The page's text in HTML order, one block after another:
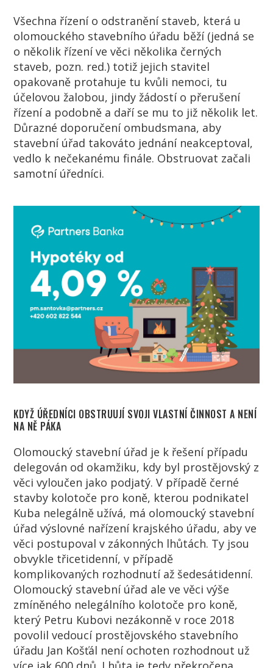
Všechna řízení o odstranění staveb, která u
olomouckého stavebního úřadu běží (jedná se
o několik řízení ve věci několika černých
staveb, pozn. red.) totiž jejich stavitel
opakovaně protahuje tu kvůli nemoci, tu
účelovou žalobou, jindy žádostí o přerušení
řízení a podobně a daří se mu to již několik let.
Důrazné doporučení ombudsmana, aby
stavební úřad takováto jednání neakceptoval,
vedlo k nečekanému finále. Obstruovat začali
samotní úředníci.
KDYŽ ÚŘEDNÍCI OBSTRUUJÍ SVOJI VLASTNÍ ČINNOST A NENÍ
NA NĚ PÁKA
Olomoucký stavební úřad je k řešení případu
delegován od okamžiku, kdy byl prostějovský z
věci vyloučen jako podjatý. V případě černé
stavby kolotoče pro koně, kterou podnikatel
Kuba nelegálně užívá, má olomoucký stavební
úřad výslovné nařízení krajského úřadu, aby ve
věci postupoval v zákonných lhůtách. Ty jsou
obvykle třicetidenní, v případě
komplikovaných rozhodnutí až šedesátidenní.
Olomoucký stavební úřad ale ve věci výše
zmíněného nelegálního kolotoče pro koně,
který Petru Kubovi nezákonně v roce 2018
povolil vedoucí prostějovského stavebního
úřadu Jan Košťál není ochoten rozhodnout už